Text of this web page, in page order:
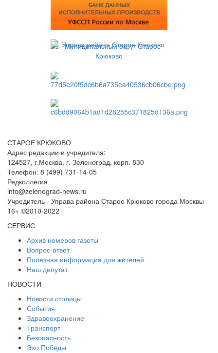
СТАРОЕ КРЮКОВО
Адрес редакции и учредителя:
124527, г.Москва, г. Зеленоград, корп. 830
Телефон: 8 (499) 731-14-05
Редколлегия
info@zelenograd-news.ru
Учредитель - Управа района Старое Крюково города Москвы
16+ ©2010-2022
СЕРВИС
Архив номеров газеты
Вопрос-ответ
Полезная информация для жителей
Наш депутат
НОВОСТИ
Новости столицы
События
Здравоохранение
Транспорт
Безопасность
Эхо Победы